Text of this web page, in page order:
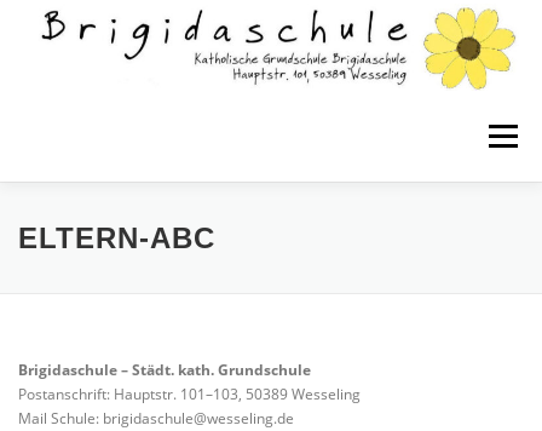
Menü
WILLKOMMEN! KONTAKT
SCHULPROGRAMM
ELTERN-ABC
Brigidaschule – Städt. kath. Grundschule
Postanschrift: Hauptstr. 101–103, 50389 Wesseling
Mail Schule: brigidaschule@wesseling.de